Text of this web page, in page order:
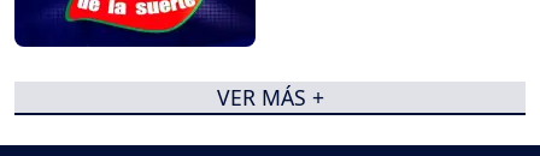
VER MÁS +